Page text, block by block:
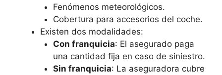
Fenómenos meteorológicos.
Cobertura para accesorios del coche.
Existen dos modalidades:
Con franquicia: El asegurado paga
una cantidad fija en caso de siniestro.
Sin franquicia: La aseguradora cubre